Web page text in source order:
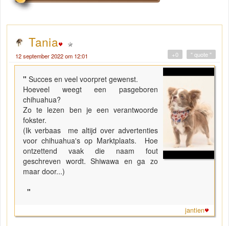
Tania
12 september 2022 om 12:01 " quote "
+0
" Succes en veel voorpret gewenst.
Hoeveel weegt een pasgeboren
chihuahua?
Zo te lezen ben je een verantwoorde
fokster.
(Ik verbaas me altijd over advertenties
voor chihuahua's op Marktplaats. Hoe
ontzettend vaak die naam fout
geschreven wordt. Shiwawa en ga zo
maar door...)
"
jantien